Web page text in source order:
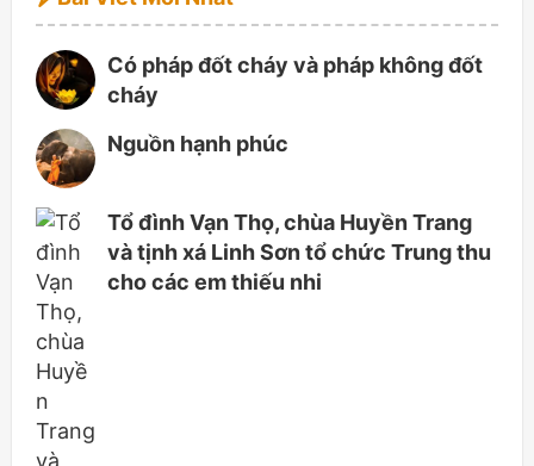
Có pháp đốt cháy và pháp không đốt
cháy
Nguồn hạnh phúc
Tổ đình Vạn Thọ, chùa Huyền Trang
và tịnh xá Linh Sơn tổ chức Trung thu
cho các em thiếu nhi